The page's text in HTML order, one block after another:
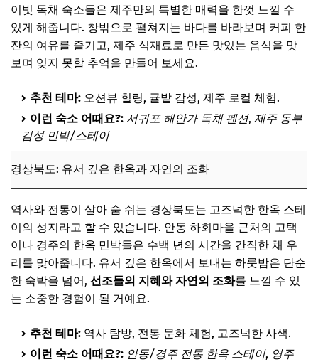
이빗 독채 숙소들은 제주만의 특별한 매력을 한껏 느낄 수
있게 해줍니다. 창밖으로 펼쳐지는 바다를 바라보며 커피 한
잔의 여유를 즐기고, 제주 식재료로 만든 맛있는 음식을 맛
보며 잊지 못할 추억을 만들어 보세요.
추천 테마: 오션뷰 힐링, 귤밭 감성, 제주 로컬 체험.
이런 숙소 어때요?: 서귀포 해안가 독채 펜션, 제주 동부
감성 민박/스테이
경상북도: 유서 깊은 한옥과 자연의 조화
역사와 전통이 살아 숨 쉬는 경상북도는 고즈넉한 한옥 스테
이의 성지라고 할 수 있습니다. 안동 하회마을 근처의 고택
이나 경주의 한옥 민박들은 수백 년의 시간을 간직한 채 우
리를 맞아줍니다. 유서 깊은 한옥에서 보내는 하룻밤은 단순
한 숙박을 넘어, 선조들의 지혜와 자연의 조화를 느낄 수 있
는 소중한 경험이 될 거예요.
추천 테마: 역사 탐방, 전통 문화 체험, 고즈넉한 사색.
이런 숙소 어때요?: 안동/경주 전통 한옥 스테이, 영주